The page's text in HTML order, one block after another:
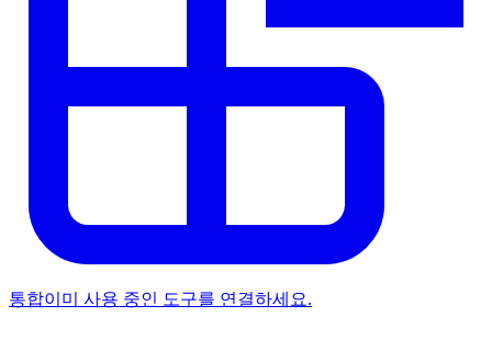
통합이미 사용 중인 도구를 연결하세요.